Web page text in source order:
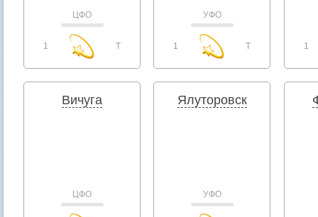
ЦФО
1 T
УФО
1 T 1
Вичуга
ЦФО
Ялуторовск
УФО